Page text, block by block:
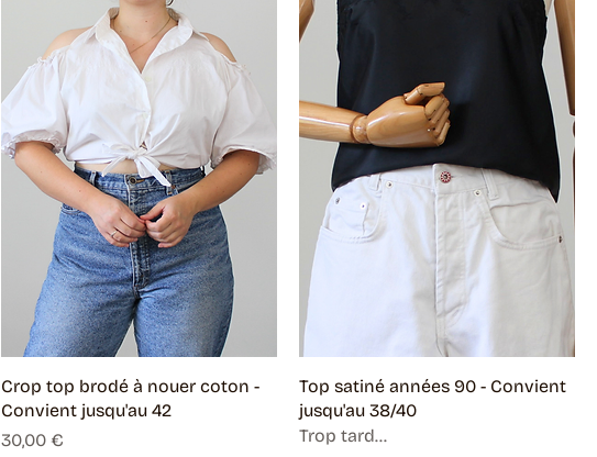
Crop top brodé à nouer coton -
Convient jusqu'au 42
Prix
30,00 €
Top satiné années 90 - Convient
jusqu'au 38/40
Trop tard...